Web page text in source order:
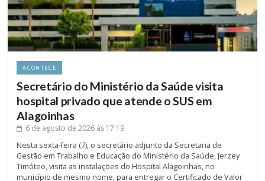
ACONTECE
Secretário do Ministério da Saúde visita
hospital privado que atende o SUS em
Alagoinhas
6 de agosto de 2026 às 17:19
Nesta sexta-feira (7), o secretário adjunto da Secretaria de
Gestão em Trabalho e Educação do Ministério da Saúde, Jerzey
Timóteo, visita as instalações do Hospital Alagoinhas, no
município de mesmo nome, para entregar o Certificado de Valor